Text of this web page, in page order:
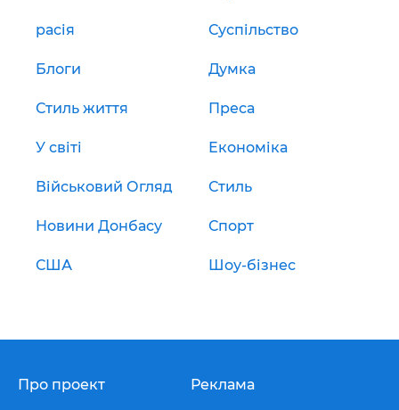
расія Суспільство
Блоги Думка
Стиль життя Преса
У світі Економіка
Військовий Огляд Стиль
Новини Донбасу Спорт
США Шоу-бізнес
Про проект Реклама